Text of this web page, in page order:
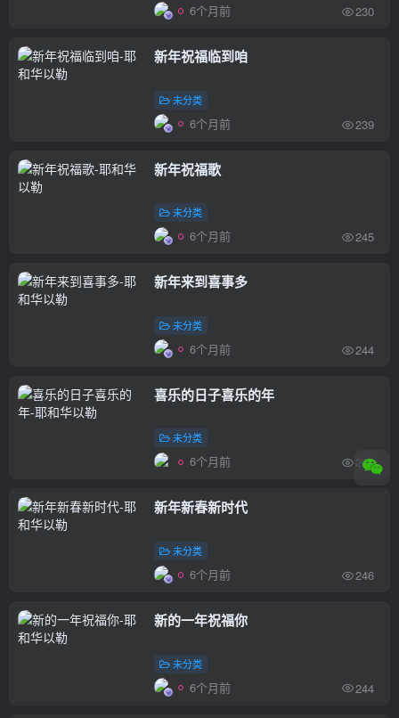
6个月前 230
新年祝福临到咱
未分类
6个月前 239
新年祝福歌
未分类
6个月前 245
新年来到喜事多
未分类
6个月前 244
喜乐的日子喜乐的年
未分类
6个月前 265
新年新春新时代
未分类
6个月前 246
新的一年祝福你
未分类
6个月前 244